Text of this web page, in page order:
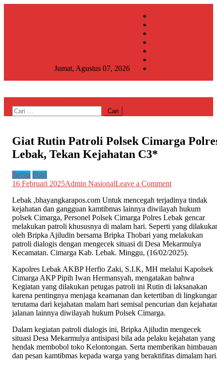
Jumat, Agustus 07, 2026
Cari
untuk:
Giat Rutin Patroli Polsek Cimarga
Lebak, Tekan Kejahatan C3*
Berita Polri
16 Februari 2025Admin NasionalLeave a Commenton
Rutin
Patroli
Polsek
Cimarga
Polres
Lebak,
Tekan
C3*
Lebak ,bhayangkarapos.com Untuk mencegah terjadinya tindak
kejahatan dan gangguan kamtibmas lainnya diwilayah hukum
polsek Cimarga, Personel Polsek Cimarga Polres Lebak gencar
melakukan patroli khususnya di malam hari. Seperti yang
oleh Bripka Ajiludin bersama Bripka Thobari yang melakukan
patroli dialogis dengan mengecek situasi di Desa Mekarmulya
Kecamatan. Cimarga Kab. Lebak. Minggu, (16/02/2025).
Kapolres Lebak AKBP Herfio Zaki, S.I.K, MH melalui Kapolsek
Cimarga AKP Pipih Iwan Hermansyah, mengatakan bahwa
Kegiatan yang dilakukan petugas patroli ini Rutin di laksanakan
karena pentingnya menjaga keamanan dan ketertiban di
terutama dari kejahatan malam hari semisal pencurian dan
jalanan lainnya diwilayah hukum Polsek Cimarga.
Dalam kegiatan patroli dialogis ini, Bripka Ajiludin mengecek
situasi Desa Mekarmulya antisipasi bila ada pelaku kejahatan yang
hendak membobol toko Kelontongan. Serta memberikan himbauan
dan pesan kamtibmas kepada warga yang beraktifitas dimalam